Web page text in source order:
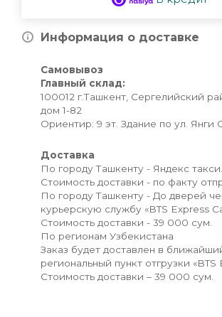
Информация о доставке
Самовывоз
Главный склад:
100012 г.Ташкент, Сергелийский
дом 1-82
Ориентир: 9 эт. Здание по ул. Янги
Доставка
По городу Ташкенту - Яндекс такси.
Стоимость доставки - по факту
По городу Ташкенту - До дверей
курьерскую службу «BTS Express
Стоимость доставки - 39 000 сум.
По регионам Узбекистана
Заказ будет доставлен в
региональный пункт отгрузки «BTS
Стоимость доставки – 39 000 сум.